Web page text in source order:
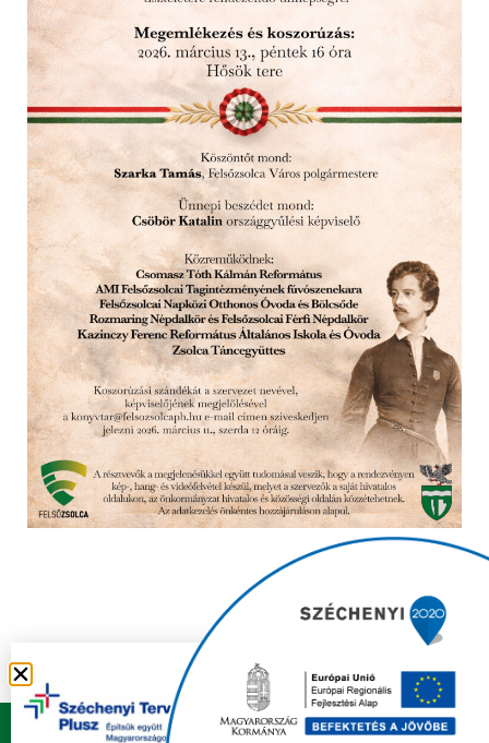
Copyright © 2021 FELSŐZSOLCA ÖNKORMÁNYZAT |